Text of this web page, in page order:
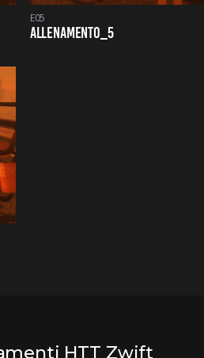
E05
ALLENAMENTO_5
HTT Zwift